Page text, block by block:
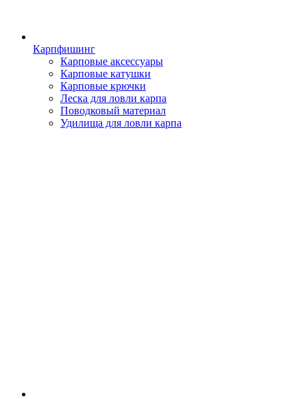
Карпфишинг
Карповые аксессуары
Карповые катушки
Карповые крючки
Леска для ловли карпа
Поводковый материал
Удилища для ловли карпа